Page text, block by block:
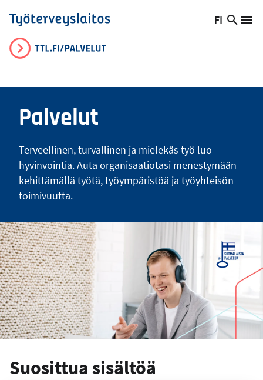
Hyppää
pääsisältöön
Työterveyslaitos
Vaihda
FI
Hae
Palvelut
Terveellinen, turvallinen ja mielekäs työ luo
hyvinvointia. Auta organisaatiotasi menestymään
kehittämällä työtä, työympäristöä ja työyhteisön
toimivuutta.
Suosittua sisältöä